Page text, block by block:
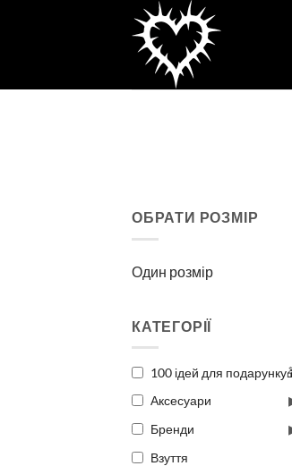
ОБРАТИ РОЗМІР
Один розмір
КАТЕГОРІЇ
100 ідей для
Аксесуари
Бренди
Взуття